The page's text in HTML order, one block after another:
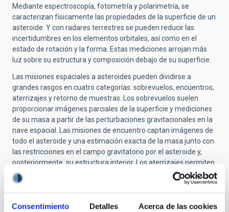
Consentimiento Detalles Acerca de las cookies
Mediante espectroscopía, fotometría y polarimetría, se
caracterizan físicamente las propiedades de la superficie de un
asteroide. Y con radares terrestres se pueden reducir las
incertidumbres en los elementos orbitales, así como en el
estado de rotación y la forma. Estas mediciones arrojan más
luz sobre su estructura y composición debajo de su superficie.
Las misiones espaciales a asteroides pueden dividirse a
grandes rasgos en cuatro categorías: sobrevuelos, encuentros,
aterrizajes y retorno de muestras. Los sobrevuelos suelen
proporcionar imágenes parciales de la superficie y mediciones
de su masa a partir de las perturbaciones gravitacionales en la
nave espacial. Las misiones de encuentro captan imágenes de
todo el asteroide y una estimación exacta de la masa junto con
las restricciones en el campo gravitatorio por el asteroide y,
posteriormente, su estructura interior. Los aterrizajes permiten
estudiar in situ la superficie de un asteroide así como su interior
con varios instrumentos. Por último, el retorno de muestras
permite un estudio físico y químico amplio y detallado de los
materiales de la superficie del asteroide en laboratorios